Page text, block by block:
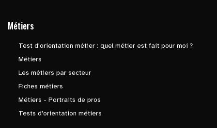
Métiers
Test d'orientation métier : quel métier est fait pour moi ?
Métiers
Les métiers par secteur
Fiches métiers
Métiers - Portraits de pros
Tests d'orientation métiers